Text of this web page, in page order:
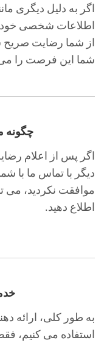
اگر به دلیل دیگری
اطلاعات شخصی خود
از شما رضایت صریح
شما این فرصت را می
چگونه
اگر پس از اعلام
دیگر با تماس ما با
موافقت نکردید، می
اطلاع دهید.
به طور کلی، ارائه
استفاده می کنیم،